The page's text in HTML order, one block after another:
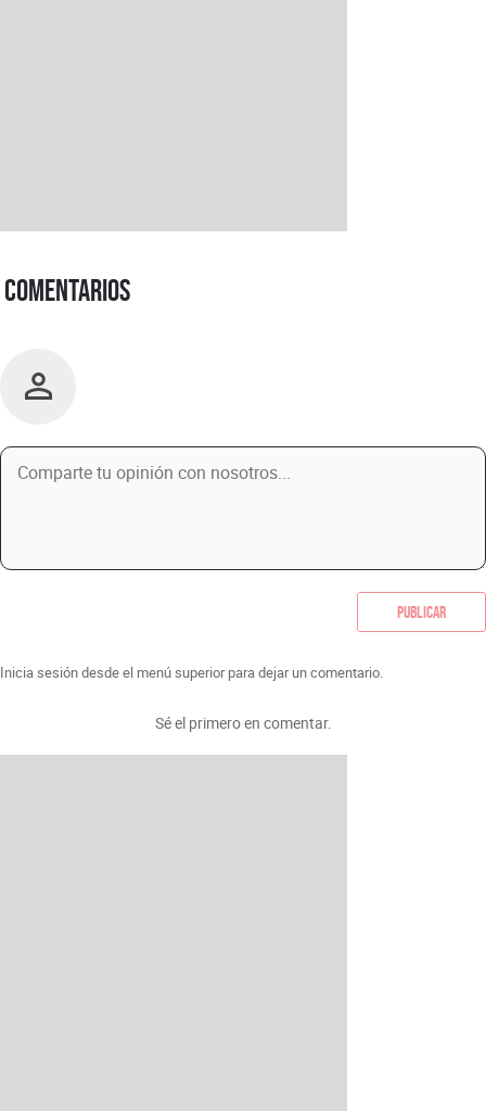
Comentarios
Publicar
Inicia sesión desde el menú superior para dejar un comentario.
Sé el primero en comentar.